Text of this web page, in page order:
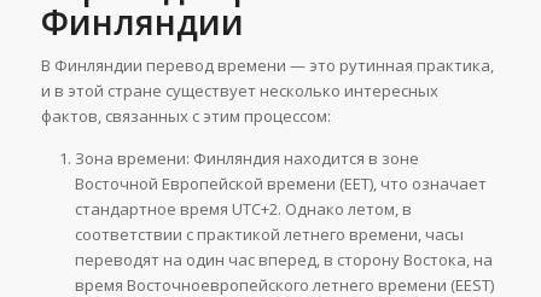
Финляндии
В Финляндии перевод времени — это рутинная практика,
и в этой стране существует несколько интересных
фактов, связанных с этим процессом:
Зона времени: Финляндия находится в зоне
Восточной Европейской времени (EET), что означает
стандартное время UTC+2. Однако летом, в
соответствии с практикой летнего времени, часы
переводят на один час вперед, в сторону Востока, на
время Восточноевропейского летнего времени (EEST)